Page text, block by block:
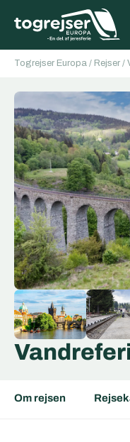
Togrejser Europa / Rejser /
Om rejsen